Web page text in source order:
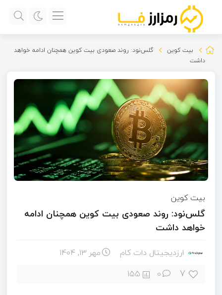
بیت کوین
گلس‌نود: روند صعودی بیت کوین همچنان ادامه خواهد
داشت
بیت کوین
گلس‌نود: روند صعودی بیت کوین همچنان ادامه
خواهد داشت
ارزدیجیتال دات کام مهر ۱۳, ۱۴۰۴
7
0
155